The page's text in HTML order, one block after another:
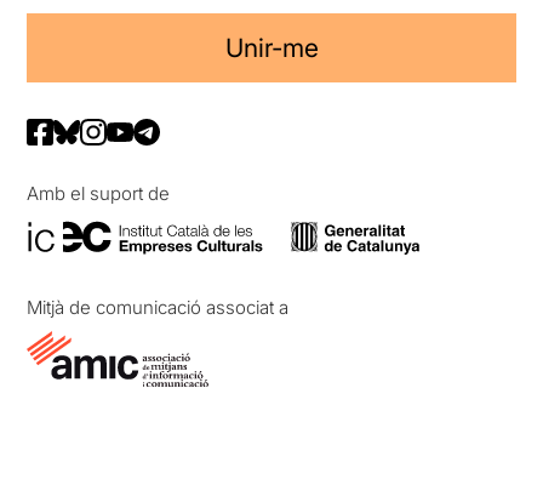
Unir-me
Amb el suport de
Mitjà de comunicació associat a